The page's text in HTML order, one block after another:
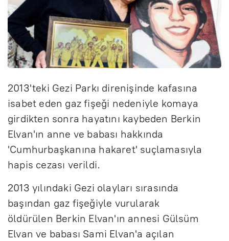
2013'teki Gezi Parkı direnişinde kafasına
isabet eden gaz fişeği nedeniyle komaya
girdikten sonra hayatını kaybeden Berkin
Elvan'ın anne ve babası hakkında
'Cumhurbaşkanına hakaret' suçlamasıyla
hapis cezası verildi.
2013 yılındaki Gezi olayları sırasında
başından gaz fişeğiyle vurularak
öldürülen Berkin Elvan'ın annesi Gülsüm
Elvan ve babası Sami Elvan'a açılan